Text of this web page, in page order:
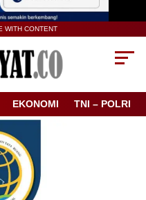
WITH CONTENT
EKONOMI TNI – POLRI